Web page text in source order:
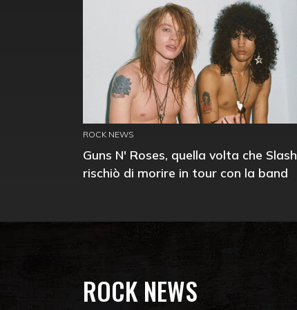
ROCK NEWS
Guns N' Roses, quella volta che Slash
rischiò di morire in tour con la band
ROCK NEWS